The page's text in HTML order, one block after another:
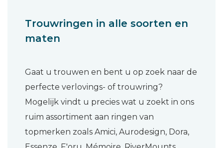
Trouwringen in alle soorten en
maten
Gaat u trouwen en bent u op zoek naar de
perfecte verlovings- of trouwring?
Mogelijk vindt u precies wat u zoekt in ons
ruim assortiment aan ringen van
topmerken zoals Amici, Aurodesign, Dora,